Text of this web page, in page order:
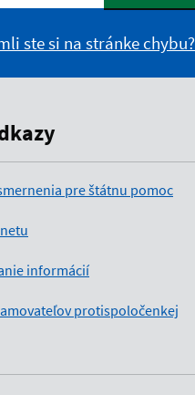
ste si na stránke chybu?
pre štátnu pomoc
informácií
protispoločenkej